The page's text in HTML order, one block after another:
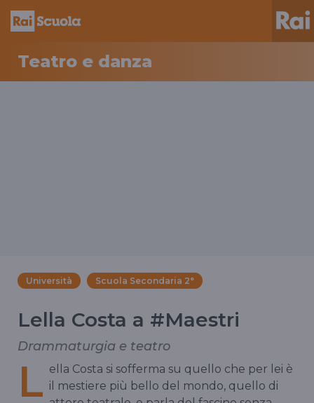
Teatro e danza
Università Scuola Secondaria 2°
Lella Costa a #Maestri
Drammaturgia e teatro
L ella Costa si sofferma su quello che per lei è
il mestiere più bello del mondo, quello di